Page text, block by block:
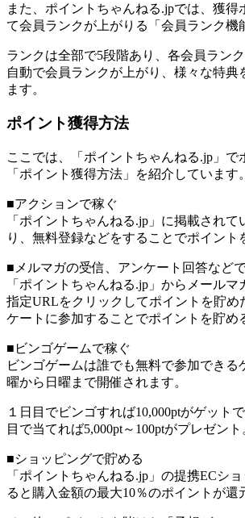
また、ポイントちゃんねる.jpでは、獲得
て会員ランクが上がりる「会員ランク機
ランクは全部で5段階あり、各会員ラン
自動で会員ランクが上がり、様々な特典
ます。
ポイント獲得方法
ここでは、「ポイントちゃんねる.jp」で
「ポイント獲得方法」を紹介しています。
■アクションで稼ぐ
「ポイントちゃんねる.jp」に掲載されて
り、無料登録などをすることでポイント
■メルマガの受信、アンケート回答など
「ポイントちゃんねる.jp」からメールマ
指定URLをクリックしてポイントを貯め
ケートに参加することでポイントを貯め
■ビンゴゲームで稼ぐ
ビンゴゲームは誰でも無料で参加できる
曜から日曜まで開催されます。
１日目でビンゴすれば10,000ptがゲット
目で当てれば5,000pt～100ptがプレゼント
■ショッピングで貯める
「ポイントちゃんねる.jp」の提携ECシ
ると購入金額の最大10％のポイントが還